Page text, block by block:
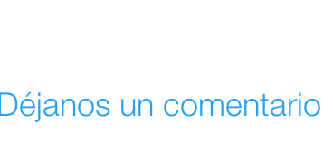
Déjanos un comentario